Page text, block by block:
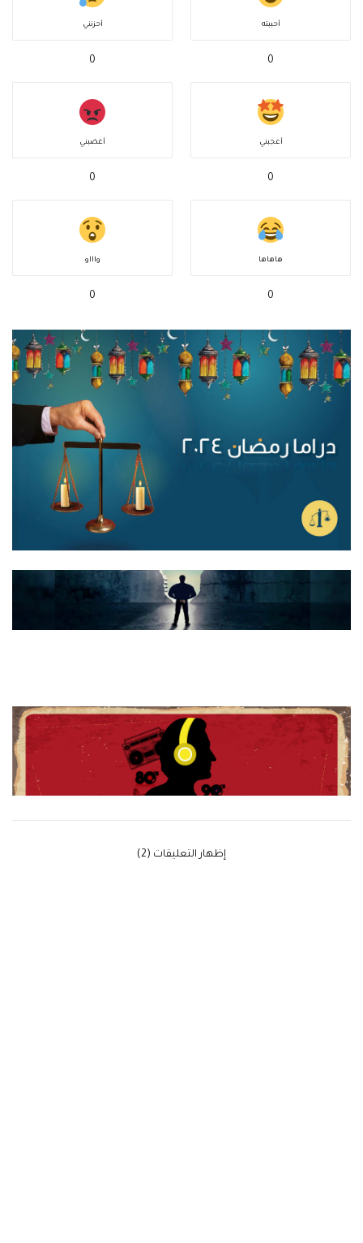
أحببته
0
أحزنني
0
أعجبني
0
أغضبني
0
هاهاها
0
واااو
0
‫إظهار التعليقات (2)